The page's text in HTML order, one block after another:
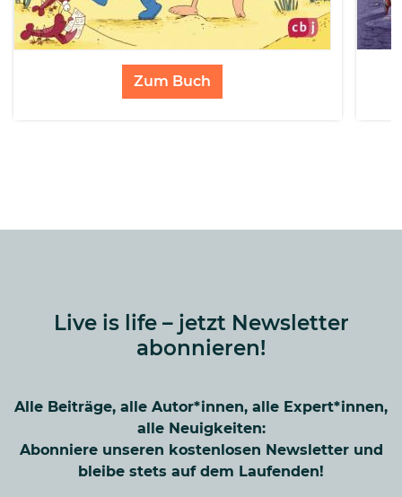
Zum Buch
Live is life – jetzt Newsletter
abonnieren!
Alle Beiträge, alle Autor*innen, alle Expert*innen,
alle Neuigkeiten:
Abonniere unseren kostenlosen Newsletter und
bleibe stets auf dem Laufenden!